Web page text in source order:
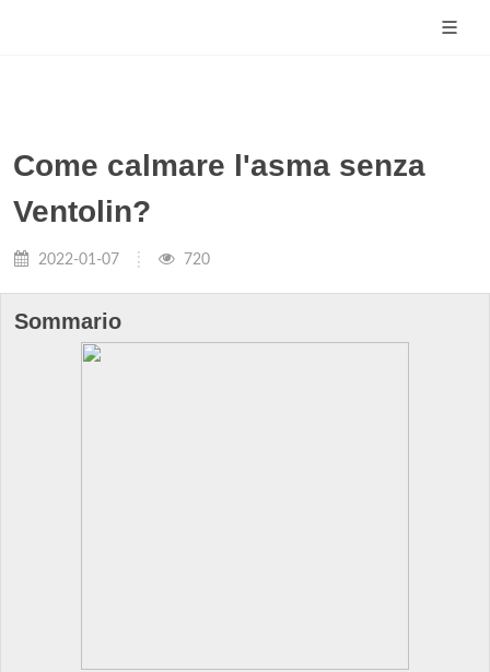
Come calmare l'asma senza
Ventolin?
2022-01-07 720
Sommario